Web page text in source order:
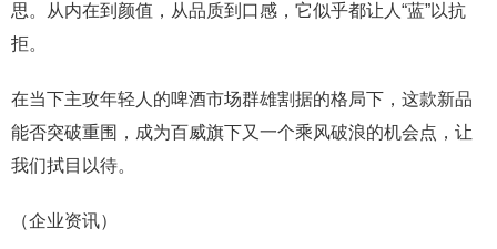
思。从内在到颜值，从品质到口感，它似乎都让人“蓝”以抗
拒。
在当下主攻年轻人的啤酒市场群雄割据的格局下，这款新品
能否突破重围，成为百威旗下又一个乘风破浪的机会点，让
我们拭目以待。
（企业资讯）